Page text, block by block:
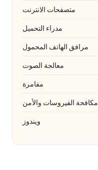
متصفحات الانترنت
مدراء التحميل
مرافق الهاتف المحمول
معالجة الصوت
مفامرة
مكافحة الفيروسات والأمن
ويندوز